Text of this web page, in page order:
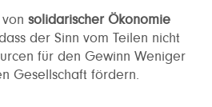
solidarischer Ökonomie
der Sinn vom Teilen nicht
für den Gewinn Weniger
Gesellschaft fördern.